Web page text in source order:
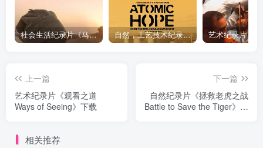
社会生活纪录片《马加拉 Makala》下载 自然，工艺技术纪录片《原子能的希望 Atomic Hope – Inside the Pro-Nuclear Movement》下载
上一篇
艺术纪录片《观看之道
Ways of Seeing》下载
下一篇
自然纪录片《拯救老虎之战
Battle to Save the Tiger》下
相关推荐